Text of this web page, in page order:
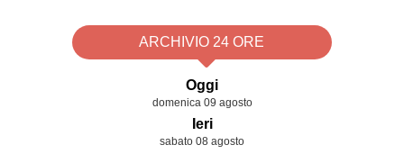
ARCHIVIO 24 ORE
Oggi
domenica 09 agosto
Ieri
sabato 08 agosto